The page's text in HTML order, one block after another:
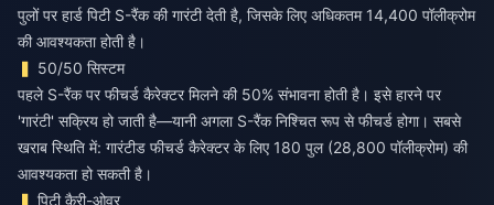
पुलों पर हार्ड पिटी S-रैंक की गारंटी देती है, जिसके लिए अधिकतम 14,400 पॉलीक्रोम
की आवश्यकता होती है।
50/50 सिस्टम
पहले S-रैंक पर फीचर्ड कैरेक्टर मिलने की 50% संभावना होती है। इसे हारने पर
'गारंटी' सक्रिय हो जाती है—यानी अगला S-रैंक निश्चित रूप से फीचर्ड होगा। सबसे
खराब स्थिति में: गारंटीड फीचर्ड कैरेक्टर के लिए 180 पुल (28,800 पॉलीक्रोम) की
आवश्यकता हो सकती है।
पिटी कैरी-ओवर